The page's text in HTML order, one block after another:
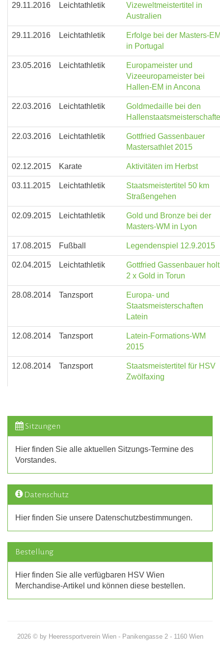
29.11.2016 Leichtathletik
Vizeweltmeistertitel in
Australien
29.11.2016 Leichtathletik
Erfolge bei der Masters-
in Portugal
23.05.2016 Leichtathletik
Europameister und
Vizeeuropameister bei
Hallen-EM in Ancona
22.03.2016 Leichtathletik
Goldmedaille bei den
22.03.2016 Leichtathletik
Gottfried Gassenbauer
Mastersathlet 2015
02.12.2015 Karate Aktivitäten im Herbst
03.11.2015 Leichtathletik
Staatsmeistertitel 50 km
Straßengehen
02.09.2015 Leichtathletik
Gold und Bronze bei der
Masters-WM in Lyon
17.08.2015 Fußball Legendenspiel 12.9.2015
02.04.2015 Leichtathletik
Gottfried Gassenbauer holt
2 x Gold in Torun
28.08.2014 Tanzsport
Europa- und
Staatsmeisterschaften
Latein
12.08.2014 Tanzsport
Latein-Formations-WM
2015
12.08.2014 Tanzsport
Staatsmeistertitel für HSV
Zwölfaxing
Sitzungen
Hier finden Sie alle aktuellen Sitzungs-Termine des
Vorstandes.
Datenschutz
Hier finden Sie unsere Datenschutzbestimmungen.
Bestellung
Hier finden Sie alle verfügbaren HSV Wien
Merchandise-Artikel und können diese bestellen.
2026 © by Heeressportverein Wien - Panikengasse 2 - 1160 Wien